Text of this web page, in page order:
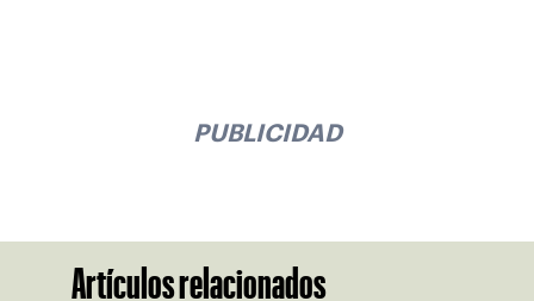
PUBLICIDAD
Artículos relacionados